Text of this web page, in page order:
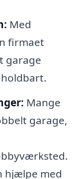
Med
firmaet
garage
Mange
garage,
hjælpe med